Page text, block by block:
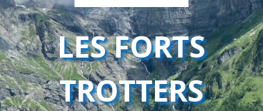
LES FORTS
TROTTERS